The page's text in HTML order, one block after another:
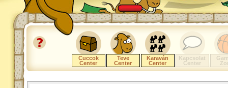
Cuccok
Center
Teve
Center
Karaván
Center
Kapcsolat
Center